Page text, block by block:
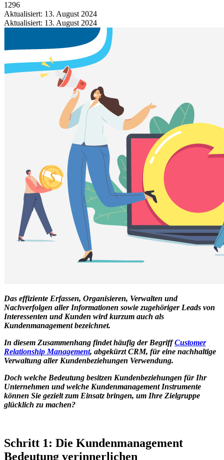
1296
Aktualisiert: 13. August 2024
Aktualisiert: 13. August 2024
Das effiziente Erfassen, Organisieren, Verwalten und
Nachverfolgen aller Informationen sowie zugehöriger Leads von
Interessenten und Kunden wird kurzum auch als
Kundenmanagement bezeichnet.
In diesem Zusammenhang findet häufig der BegriffCustomer
Relationship Management, abgekürzt CRM, für eine nachhaltige
Verwaltung aller Kundenbeziehungen Verwendung.
Doch welche Bedeutung besitzen Kundenbeziehungen für Ihr
Unternehmen und welche Kundenmanagement Instrumente
können Sie gezielt zum Einsatz bringen, um Ihre Zielgruppe
glücklich zu machen?
Schritt 1: Die Kundenmanagement
Bedeutung verinnerlichen